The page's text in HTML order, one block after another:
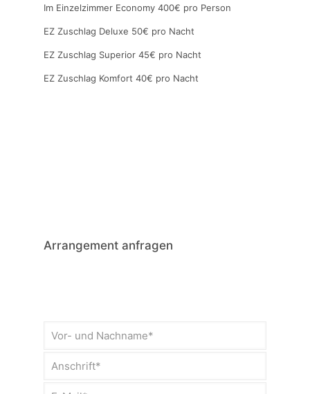
Im Einzelzimmer Economy 400€ pro Person
EZ Zuschlag Deluxe 50€ pro Nacht
EZ Zuschlag Superior 45€ pro Nacht
EZ Zuschlag Komfort 40€ pro Nacht
Arrangement anfragen
dieses
leer.